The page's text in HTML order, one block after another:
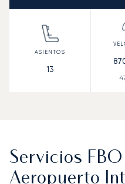
13
Servicios FBO
Aeropuerto